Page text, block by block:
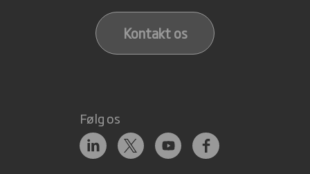
Kontakt os
Følg os